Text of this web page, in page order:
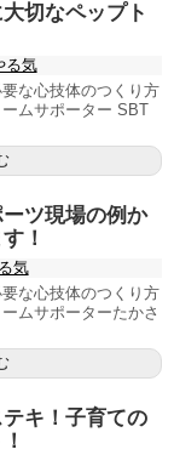
切なペップト
る気
な心技体のつくり方
ムサポーター SBT
ツ現場の例か
！
気
な心技体のつくり方
ムサポーターたかさ
キ！子育ての